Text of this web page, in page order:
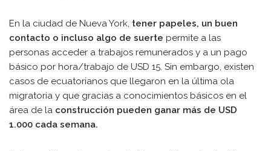
En la ciudad de Nueva York, tener papeles, un buen
contacto o incluso algo de suerte permite a las
personas acceder a trabajos remunerados y a un pago
básico por hora/trabajo de USD 15. Sin embargo, existen
casos de ecuatorianos que llegaron en la última ola
migratoria y que gracias a conocimientos básicos en el
área de la construcción pueden ganar más de USD
1.000 cada semana.